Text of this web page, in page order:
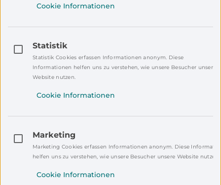
a.d. Waldnaab / Freizeit-
100 Jahre KLJB
Schwarzenbach 18.09.2026
Cookie Informationen
Statistik
Statistik Cookies erfassen Informationen anonym. Diese
Informationen helfen uns zu verstehen, wie unsere Besucher unsere
Website nutzen.
Cookie Informationen
Marketing
Marketing Cookies erfassen Informationen anonym. Diese
helfen uns zu verstehen, wie unsere Besucher unsere Website nutzen.
Cookie Informationen